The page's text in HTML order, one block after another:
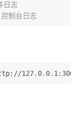
志
制台日志
127.0.0.1:3000